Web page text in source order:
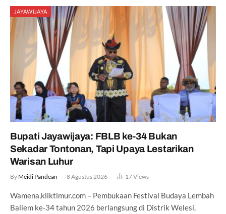
JAYAWIJAYA
Bupati Jayawijaya: FBLB ke-34 Bukan
Sekadar Tontonan, Tapi Upaya Lestarikan
Warisan Luhur
By Meidi Pandean 8 Agustus 2026 17Views
Wamena,kliktimur.com – Pembukaan Festival Budaya Lembah
Baliem ke-34 tahun 2026 berlangsung di Distrik Welesi,